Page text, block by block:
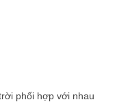
phối hợp với nhau